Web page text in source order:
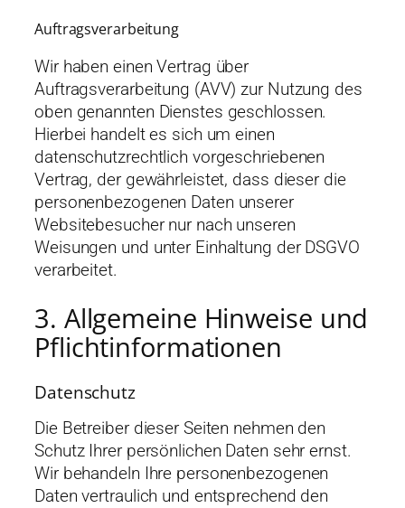
Auftragsverarbeitung
Wir haben einen Vertrag über
Auftragsverarbeitung (AVV) zur Nutzung des
oben genannten Dienstes geschlossen.
Hierbei handelt es sich um einen
datenschutzrechtlich vorgeschriebenen
Vertrag, der gewährleistet, dass dieser die
personenbezogenen Daten unserer
Websitebesucher nur nach unseren
Weisungen und unter Einhaltung der DSGVO
verarbeitet.
3. Allgemeine Hinweise und
Pflicht­informationen
Datenschutz
Die Betreiber dieser Seiten nehmen den
Schutz Ihrer persönlichen Daten sehr ernst.
Wir behandeln Ihre personenbezogenen
Daten vertraulich und entsprechend den